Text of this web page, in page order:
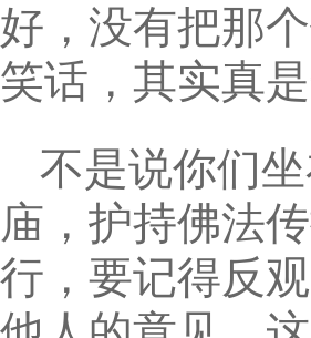
好，没有把那
笑话，其实真是
不是说你们
庙，护持佛法
行，要记得反